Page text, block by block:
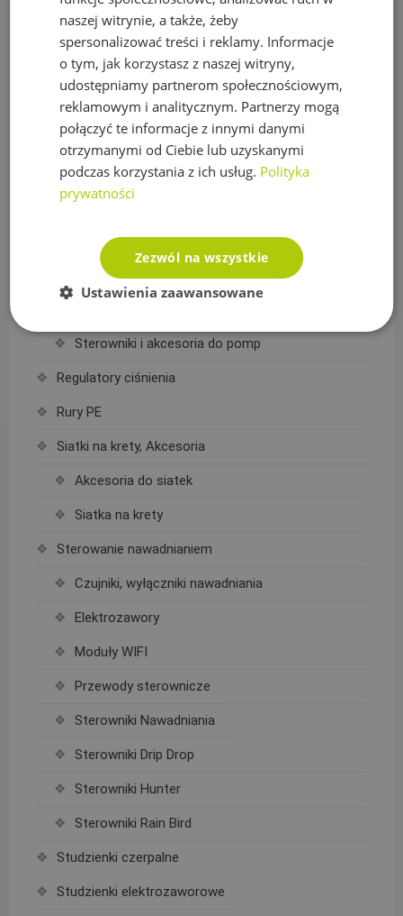
Plandeki ochronne
Plandeka wzmacniana GRAY 200g/m2
Plandeka wzmacniana GREEN 90g/m2
Plandeka wzmacniana ULTRA WEIGHT 260g/m2
Plandeka zbrojona LENO CRYSTAL 100g/m2
Podpory roślin
Pompy IBO
Sterowniki i akcesoria do pomp
Regulatory ciśnienia
Rury PE
Siatki na krety, Akcesoria
Akcesoria do siatek
Siatka na krety
Sterowanie nawadnianiem
Czujniki, wyłączniki nawadniania
Elektrozawory
Moduły WIFI
Przewody sterownicze
Sterowniki Nawadniania
Sterowniki Drip Drop
Sterowniki Hunter
Sterowniki Rain Bird
Studzienki czerpalne
Studzienki elektrozaworowe
naszej witrynie, a także, żeby
spersonalizować treści i reklamy. Informacje
o tym, jak korzystasz z naszej witryny,
udostępniamy partnerom społecznościowym,
reklamowym i analitycznym. Partnerzy mogą
połączyć te informacje z innymi danymi
otrzymanymi od Ciebie lub uzyskanymi
podczas korzystania z ich usług. Polityka
prywatności
Zezwól na wszystkie
Ustawienia zaawansowane